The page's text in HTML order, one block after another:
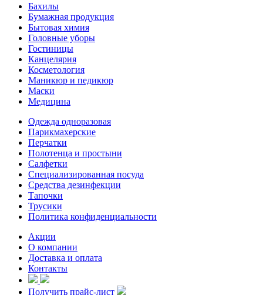
Бахилы
Бумажная продукция
Бытовая химия
Головные уборы
Гостиницы
Канцелярия
Косметология
Маникюр и педикюр
Маски
Медицина
Одежда одноразовая
Парикмахерские
Перчатки
Полотенца и простыни
Салфетки
Специализированная посуда
Средства дезинфекции
Тапочки
Трусики
Политика конфиденциальности
Акции
О компании
Доставка и оплата
Контакты
Получить прайс-лист